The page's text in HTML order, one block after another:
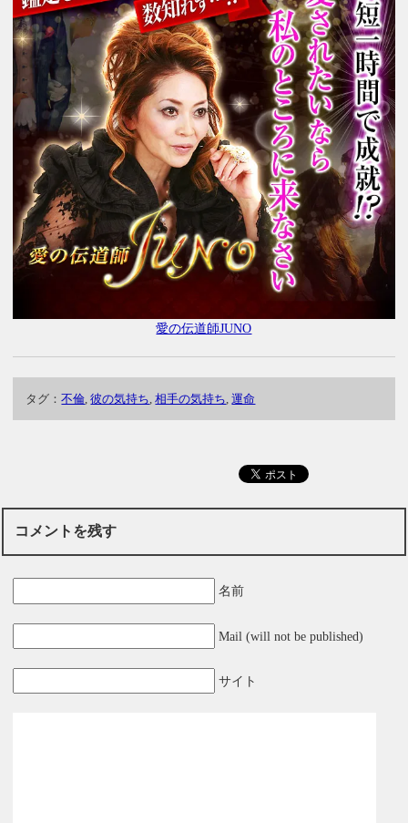
愛の伝道師JUNO
タグ：不倫 ,彼の気持ち ,相手の気持ち ,運命
コメントを残す
名前
Mail (will not be published)
サイト